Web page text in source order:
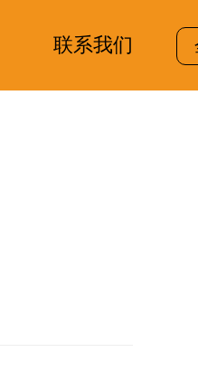
联系我们